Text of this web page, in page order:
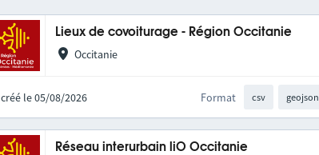
Lieux de covoiturage - Région Occitanie
Occitanie
créé le 05/08/2026 Format csv geojson
Réseau interurbain liO Occitanie